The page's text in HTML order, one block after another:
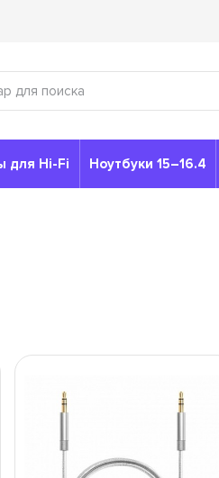
для Hi-Fi Ноутбуки 15–16.4